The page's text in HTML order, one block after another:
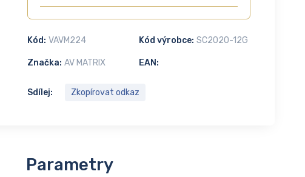
Kód: VAVM224 Kód výrobce: SC2020-12G
EAN:
Značka: AV MATRIX
Sdílej: Zkopírovat odkaz
Parametry